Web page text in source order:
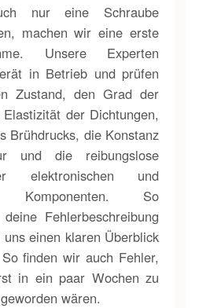
nur eine Schraube
machen wir eine erste
Unsere Experten
in Betrieb und prüfen
Zustand, den Grad der
der Dichtungen,
Brühdrucks, die Konstanz
und die reibungslose
elektronischen und
Komponenten. So
Fehlerbeschreibung
uns einen klaren Überblick
finden wir auch Fehler,
in ein paar Wochen zu
wären.